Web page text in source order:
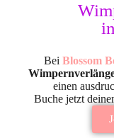
Bei Blossom
einen
Buche jetzt